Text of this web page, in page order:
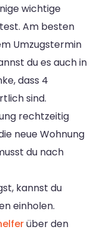
wichtige
Am besten
Umzugstermin
du es auch in
dass 4
sind.
rechtzeitig
neue Wohnung
du nach
kannst du
einholen.
über den